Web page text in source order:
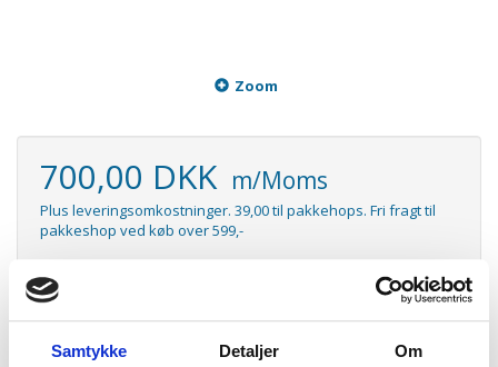
Samtykke Detaljer Om
Zoom
700,00 DKK m/Moms
Plus leveringsomkostninger. 39,00 til pakkehops. Fri fragt til
pakkeshop ved køb over 599,-
Lager:
Antal LÆG I KURV